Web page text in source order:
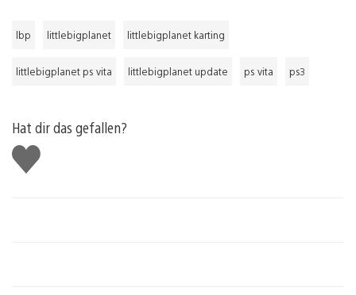
lbp littlebigplanet littlebigplanet karting
littlebigplanet ps vita littlebigplanet update ps vita ps3
Hat dir das gefallen?
Gefällt
mir